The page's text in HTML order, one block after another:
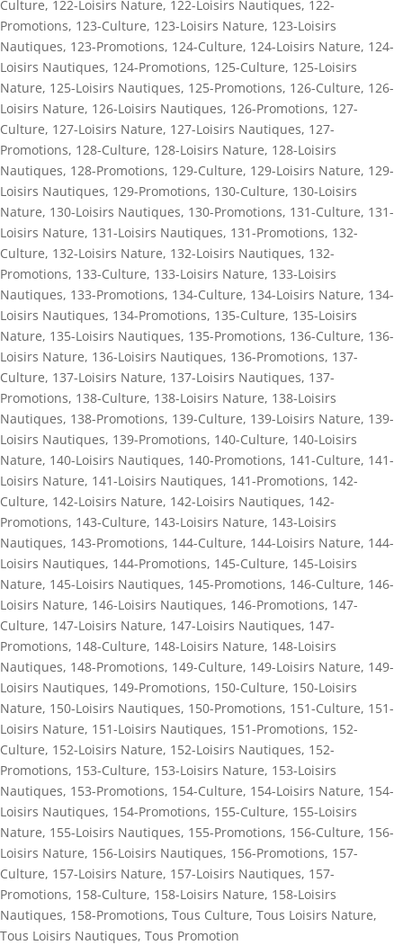
Culture, 122-Loisirs Nature, 122-Loisirs Nautiques, 122-
Promotions, 123-Culture, 123-Loisirs Nature, 123-Loisirs
Nautiques, 123-Promotions, 124-Culture, 124-Loisirs Nature, 124-
Loisirs Nautiques, 124-Promotions, 125-Culture, 125-Loisirs
Nature, 125-Loisirs Nautiques, 125-Promotions, 126-Culture, 126-
Loisirs Nature, 126-Loisirs Nautiques, 126-Promotions, 127-
Culture, 127-Loisirs Nature, 127-Loisirs Nautiques, 127-
Promotions, 128-Culture, 128-Loisirs Nature, 128-Loisirs
Nautiques, 128-Promotions, 129-Culture, 129-Loisirs Nature, 129-
Loisirs Nautiques, 129-Promotions, 130-Culture, 130-Loisirs
Nature, 130-Loisirs Nautiques, 130-Promotions, 131-Culture, 131-
Loisirs Nature, 131-Loisirs Nautiques, 131-Promotions, 132-
Culture, 132-Loisirs Nature, 132-Loisirs Nautiques, 132-
Promotions, 133-Culture, 133-Loisirs Nature, 133-Loisirs
Nautiques, 133-Promotions, 134-Culture, 134-Loisirs Nature, 134-
Loisirs Nautiques, 134-Promotions, 135-Culture, 135-Loisirs
Nature, 135-Loisirs Nautiques, 135-Promotions, 136-Culture, 136-
Loisirs Nature, 136-Loisirs Nautiques, 136-Promotions, 137-
Culture, 137-Loisirs Nature, 137-Loisirs Nautiques, 137-
Promotions, 138-Culture, 138-Loisirs Nature, 138-Loisirs
Nautiques, 138-Promotions, 139-Culture, 139-Loisirs Nature, 139-
Loisirs Nautiques, 139-Promotions, 140-Culture, 140-Loisirs
Nature, 140-Loisirs Nautiques, 140-Promotions, 141-Culture, 141-
Loisirs Nature, 141-Loisirs Nautiques, 141-Promotions, 142-
Culture, 142-Loisirs Nature, 142-Loisirs Nautiques, 142-
Promotions, 143-Culture, 143-Loisirs Nature, 143-Loisirs
Nautiques, 143-Promotions, 144-Culture, 144-Loisirs Nature, 144-
Loisirs Nautiques, 144-Promotions, 145-Culture, 145-Loisirs
Nature, 145-Loisirs Nautiques, 145-Promotions, 146-Culture, 146-
Loisirs Nature, 146-Loisirs Nautiques, 146-Promotions, 147-
Culture, 147-Loisirs Nature, 147-Loisirs Nautiques, 147-
Promotions, 148-Culture, 148-Loisirs Nature, 148-Loisirs
Nautiques, 148-Promotions, 149-Culture, 149-Loisirs Nature, 149-
Loisirs Nautiques, 149-Promotions, 150-Culture, 150-Loisirs
Nature, 150-Loisirs Nautiques, 150-Promotions, 151-Culture, 151-
Loisirs Nature, 151-Loisirs Nautiques, 151-Promotions, 152-
Culture, 152-Loisirs Nature, 152-Loisirs Nautiques, 152-
Promotions, 153-Culture, 153-Loisirs Nature, 153-Loisirs
Nautiques, 153-Promotions, 154-Culture, 154-Loisirs Nature, 154-
Loisirs Nautiques, 154-Promotions, 155-Culture, 155-Loisirs
Nature, 155-Loisirs Nautiques, 155-Promotions, 156-Culture, 156-
Loisirs Nature, 156-Loisirs Nautiques, 156-Promotions, 157-
Culture, 157-Loisirs Nature, 157-Loisirs Nautiques, 157-
Promotions, 158-Culture, 158-Loisirs Nature, 158-Loisirs
Nautiques, 158-Promotions, Tous Culture, Tous Loisirs Nature,
Tous Loisirs Nautiques, Tous Promotion